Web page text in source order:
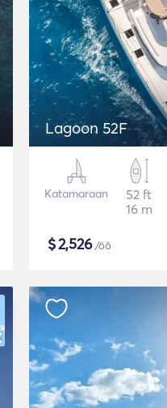
Lagoon 52F
Katamaraan
52 ft
16 m
$2,526/öö